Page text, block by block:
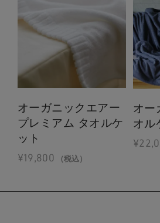
オーガニックエアー
プレミアム タオルケ
ット
¥19,800 （税込）
オー
オル
¥